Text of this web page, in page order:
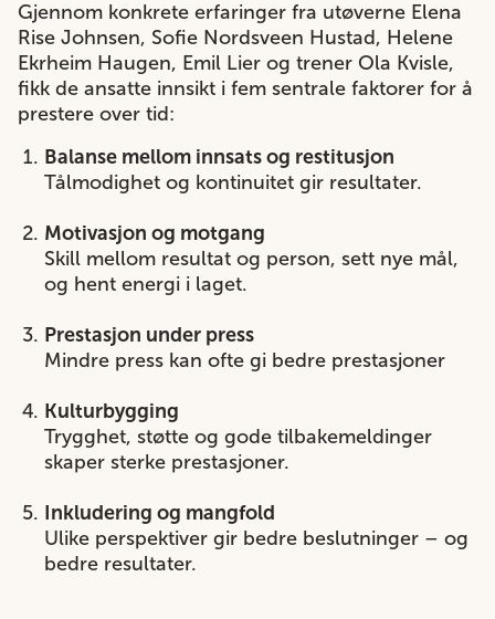
Gjennom konkrete erfaringer fra utøverne Elena
Rise Johnsen, Sofie Nordsveen Hustad, Helene
Ekrheim Haugen, Emil Lier og trener Ola Kvisle,
fikk de ansatte innsikt i fem sentrale faktorer for å
prestere over tid:
Balanse mellom innsats og restitusjon
Tålmodighet og kontinuitet gir resultater.
Motivasjon og motgang
Skill mellom resultat og person, sett nye mål,
og hent energi i laget.
Prestasjon under press
Mindre press kan ofte gi bedre prestasjoner
Kulturbygging
Trygghet, støtte og gode tilbakemeldinger
skaper sterke prestasjoner.
Inkludering og mangfold
Ulike perspektiver gir bedre beslutninger – og
bedre resultater.